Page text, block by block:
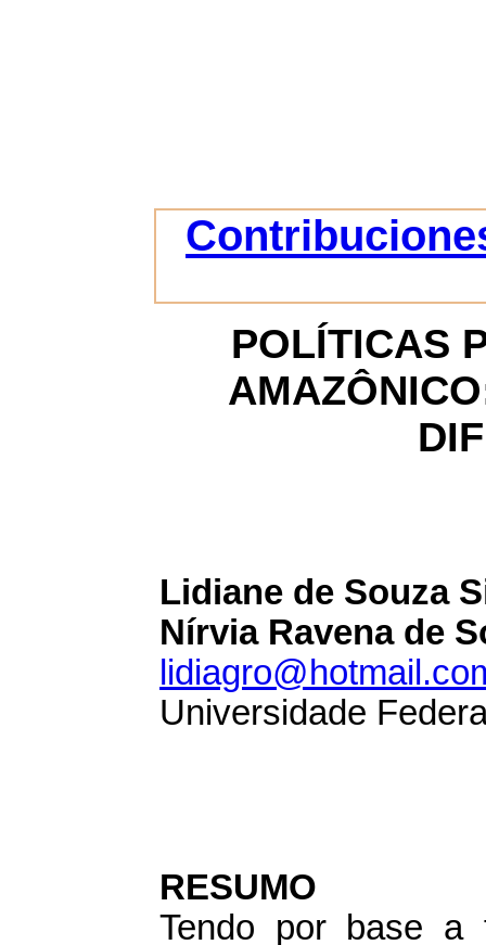
POLÍTICAS
Lidiane de Souza
Nírvia Ravena de
Universidade
RESUMO
Tendo por base a